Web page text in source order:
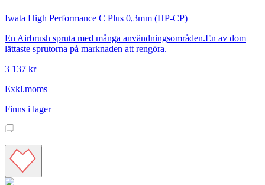
Iwata High Performance C Plus 0,3mm (HP-CP)
En Airbrush spruta med många användningsområden.En av dom
lättaste sprutorna på marknaden att rengöra.
3 137 kr
Exkl.moms
Finns i lager